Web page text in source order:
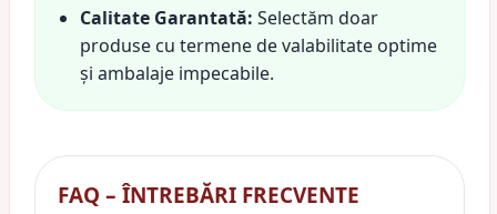
Calitate Garantată: Selectăm doar
produse cu termene de valabilitate optime
și ambalaje impecabile.
FAQ – ÎNTREBĂRI FRECVENTE